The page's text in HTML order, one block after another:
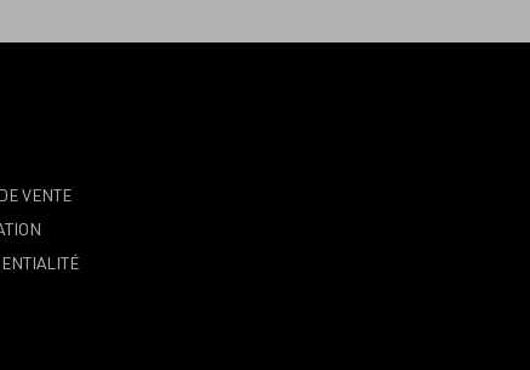
VENTE